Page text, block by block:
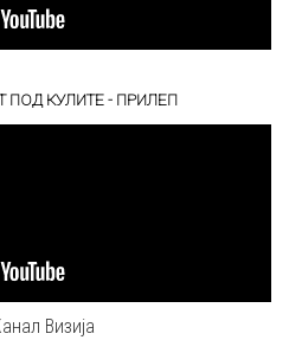
ПОД КУЛИТЕ - ПРИЛЕП
Визија